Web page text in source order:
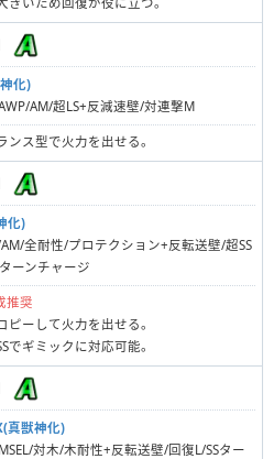
化)
AM/超LS+反減速壁/対連撃M
ンス型で火力を出せる。
化)
全耐性/プロテクション+反転送壁/超SS
ーンチャージ
推奨
ピーして火力を出せる。
でギミックに対応可能。
真獣神化)
対木/木耐性+反転送壁/回復L/SSター